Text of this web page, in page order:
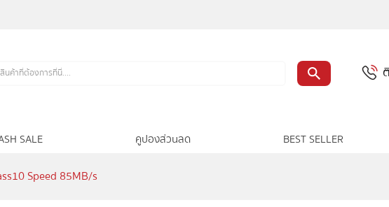
SALE คูปองส่วนลด BEST SELLER
Speed 85MB/s